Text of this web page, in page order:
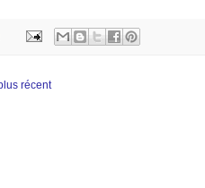
récent